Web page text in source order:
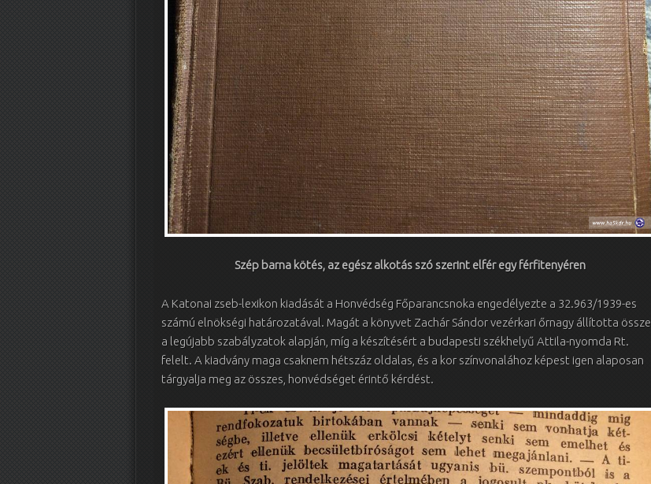
Szép barna kötés, az egész alkotás szó szerint elfér egy férfitenyéren
A Katonai zseb-lexikon kiadását a Honvédség Főparancsnoka engedélyezte a 32.963/1939-es
számú elnökségi határozatával. Magát a könyvet Zachár Sándor vezérkari őrnagy állította össze
a legújabb szabályzatok alapján, míg a készítésért a budapesti székhelyű Attila-nyomda Rt.
felelt. A kiadvány maga csaknem hétszáz oldalas, és a kor színvonalához képest igen alaposan
tárgyalja meg az összes, honvédséget érintő kérdést.